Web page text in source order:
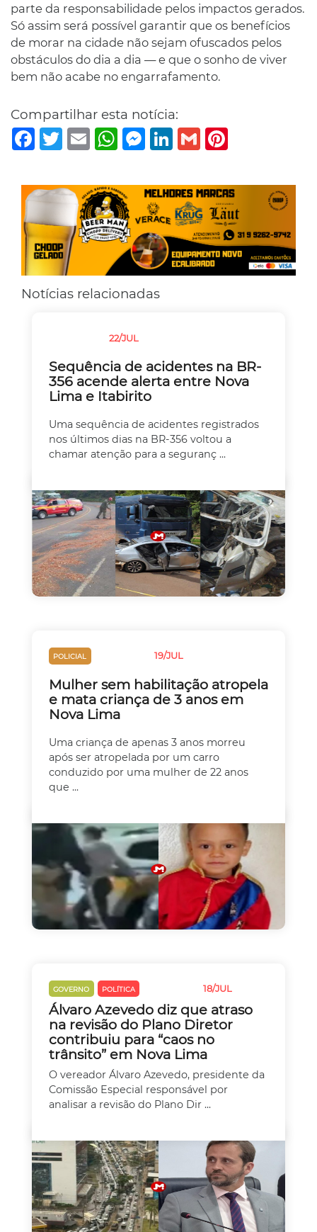
parte da responsabilidade pelos impactos gerados.
Só assim será possível garantir que os benefícios
de morar na cidade não sejam ofuscados pelos
obstáculos do dia a dia — e que o sonho de viver
bem não acabe no engarrafamento.
Compartilhar esta notícia:
Facebook
TwitterEmail WhatsAppMessenger
LinkedIn
Gmail
Notícias relacionadas
22/JUL
Sequência de acidentes na BR-
356 acende alerta entre Nova
Lima e Itabirito
Uma sequência de acidentes registrados
nos últimos dias na BR-356 voltou a
chamar atenção para a seguranç ...
POLICIAL 19/JUL
Mulher sem habilitação atropela
e mata criança de 3 anos em
Nova Lima
Uma criança de apenas 3 anos morreu
após ser atropelada por um carro
conduzido por uma mulher de 22 anos
que ...
GOVERNO POLÍTICA 18/JUL
Álvaro Azevedo diz que atraso
na revisão do Plano Diretor
contribuiu para “caos no
trânsito” em Nova Lima
O vereador Álvaro Azevedo, presidente da
Comissão Especial responsável por
analisar a revisão do Plano Dir ...